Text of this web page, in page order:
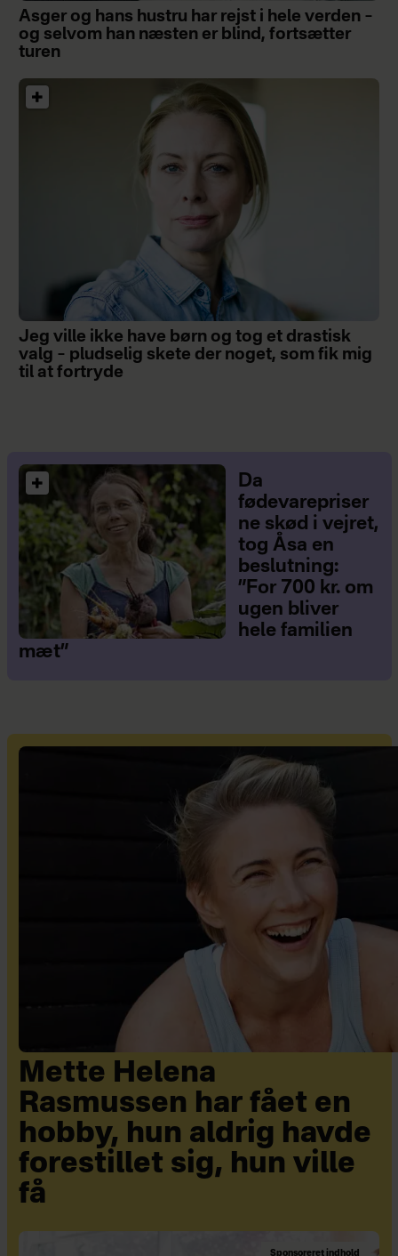
Asger og hans hustru har rejst i hele verden –
og selvom han næsten er blind, fortsætter
turen
Jeg ville ikke have børn og tog et drastisk
valg – pludselig skete der noget, som fik mig
til at fortryde
Da
fødevarepriser
ne skød i vejret,
tog Åsa en
beslutning:
”For 700 kr. om
ugen bliver
hele familien
mæt”
Mette Helena
Rasmussen har fået en
hobby, hun aldrig havde
forestillet sig, hun ville
få
Sponsoreret indhold